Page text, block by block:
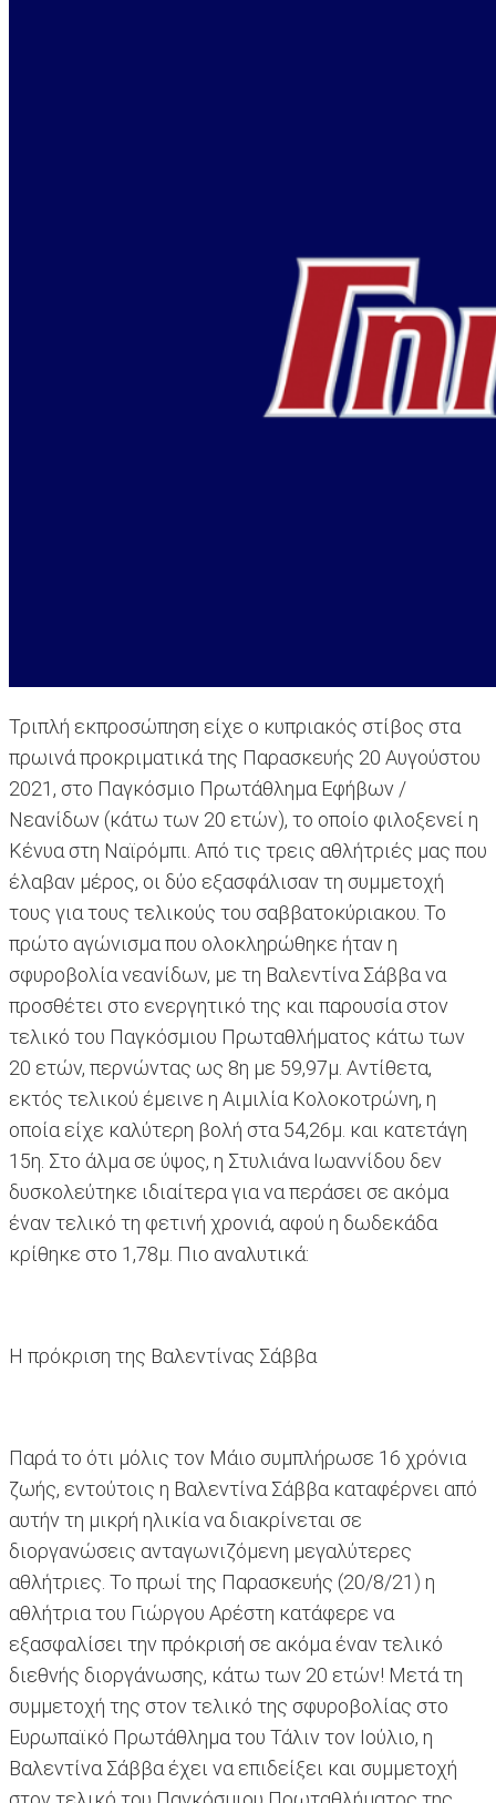
Τριπλή εκπροσώπηση είχε ο κυπριακός στίβος στα
πρωινά προκριματικά της Παρασκευής 20 Αυγούστου
2021, στο Παγκόσμιο Πρωτάθλημα Εφήβων /
Νεανίδων (κάτω των 20 ετών), το οποίο φιλοξενεί η
Κένυα στη Ναϊρόμπι. Από τις τρεις αθλήτριές μας που
έλαβαν μέρος, οι δύο εξασφάλισαν τη συμμετοχή
τους για τους τελικούς του σαββατοκύριακου. Το
πρώτο αγώνισμα που ολοκληρώθηκε ήταν η
σφυροβολία νεανίδων, με τη Βαλεντίνα Σάββα να
προσθέτει στο ενεργητικό της και παρουσία στον
τελικό του Παγκόσμιου Πρωταθλήματος κάτω των
20 ετών, περνώντας ως 8η με 59,97μ. Αντίθετα,
εκτός τελικού έμεινε η Αιμιλία Κολοκοτρώνη, η
οποία είχε καλύτερη βολή στα 54,26μ. και κατετάγη
15η. Στο άλμα σε ύψος, η Στυλιάνα Ιωαννίδου δεν
δυσκολεύτηκε ιδιαίτερα για να περάσει σε ακόμα
έναν τελικό τη φετινή χρονιά, αφού η δωδεκάδα
κρίθηκε στο 1,78μ. Πιο αναλυτικά:
Η πρόκριση της Βαλεντίνας Σάββα
Παρά το ότι μόλις τον Μάιο συμπλήρωσε 16 χρόνια
ζωής, εντούτοις η Βαλεντίνα Σάββα καταφέρνει από
αυτήν τη μικρή ηλικία να διακρίνεται σε
διοργανώσεις ανταγωνιζόμενη μεγαλύτερες
αθλήτριες. Το πρωί της Παρασκευής (20/8/21) η
αθλήτρια του Γιώργου Αρέστη κατάφερε να
εξασφαλίσει την πρόκρισή σε ακόμα έναν τελικό
διεθνής διοργάνωσης, κάτω των 20 ετών! Μετά τη
συμμετοχή της στον τελικό της σφυροβολίας στο
Ευρωπαϊκό Πρωτάθλημα του Τάλιν τον Ιούλιο, η
Βαλεντίνα Σάββα έχει να επιδείξει και συμμετοχή